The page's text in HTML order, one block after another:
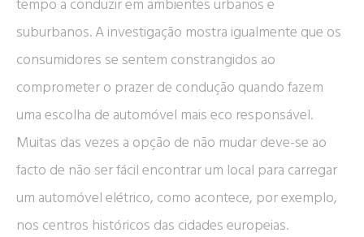
tempo a conduzir em ambientes urbanos e
suburbanos. A investigação mostra igualmente que os
consumidores se sentem constrangidos ao
comprometer o prazer de condução quando fazem
uma escolha de automóvel mais eco responsável.
Muitas das vezes a opção de não mudar deve-se ao
facto de não ser fácil encontrar um local para carregar
um automóvel elétrico, como acontece, por exemplo,
nos centros históricos das cidades europeias.